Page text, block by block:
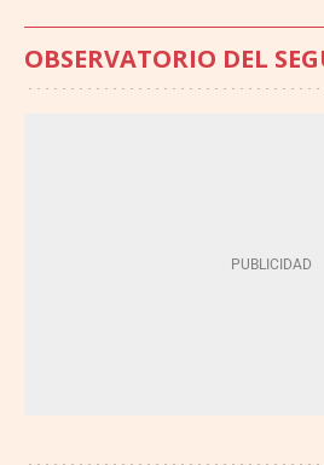
OBSERVATORIO DEL